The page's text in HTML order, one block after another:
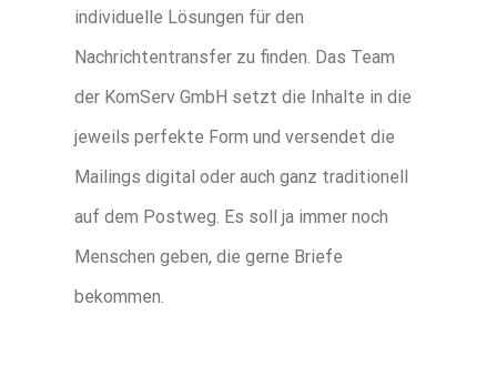
individuelle Lösungen für den
Nachrichtentransfer zu finden. Das Team
der KomServ GmbH setzt die Inhalte in die
jeweils perfekte Form und versendet die
Mailings digital oder auch ganz traditionell
auf dem Postweg. Es soll ja immer noch
Menschen geben, die gerne Briefe
bekommen.